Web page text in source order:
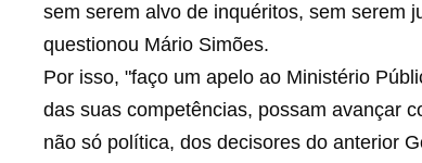
sem serem alvo de inquéritos, sem serem
questionou Mário Simões.
Por isso, "faço um apelo ao Ministério
das suas competências, possam avançar
não só política, dos decisores do anterior